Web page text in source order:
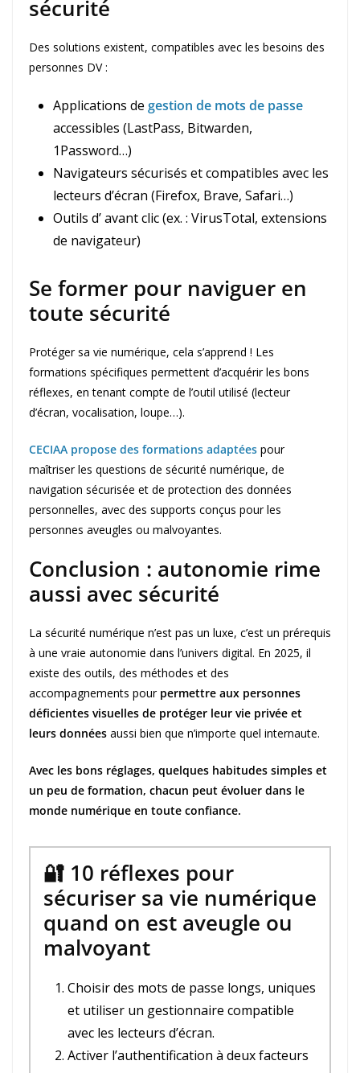
sécurité
Des solutions existent, compatibles avec les besoins des
personnes DV :
Applications de gestion de mots de passe
accessibles (LastPass, Bitwarden,
1Password…)
Navigateurs sécurisés et compatibles avec les
lecteurs d’écran (Firefox, Brave, Safari…)
Outils d’avant clic (ex. : VirusTotal, extensions
de navigateur)
Se former pour naviguer en
toute sécurité
Protéger sa vie numérique, cela s’apprend ! Les
formations spécifiques permettent d’acquérir les bons
réflexes, en tenant compte de l’outil utilisé (lecteur
d’écran, vocalisation, loupe…).
CECIAA propose des formations adaptées pour
maîtriser les questions de sécurité numérique, de
navigation sécurisée et de protection des données
personnelles, avec des supports conçus pour les
personnes aveugles ou malvoyantes.
Conclusion : autonomie rime
aussi avec sécurité
La sécurité numérique n’est pas un luxe, c’est un prérequis
à une vraie autonomie dans l’univers digital. En 2025, il
existe des outils, des méthodes et des
accompagnements pour permettre aux personnes
déficientes visuelles de protéger leur vie privée et
leurs données aussi bien que n’importe quel internaute.
Avec les bons réglages, quelques habitudes simples et
un peu de formation, chacun peut évoluer dans le
monde numérique en toute confiance.
🔐 10 réflexes pour
sécuriser sa vie numérique
quand on est aveugle ou
malvoyant
Choisir des mots de passe longs, uniques
et utiliser un gestionnaire compatible
avec les lecteurs d’écran.
Activer l’authentification à deux facteurs